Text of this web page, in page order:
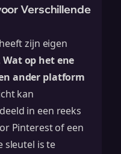
Verschillende
zijn eigen
Wat op het ene
ander platform
kan
in een reeks
Pinterest of een
sleutel is te